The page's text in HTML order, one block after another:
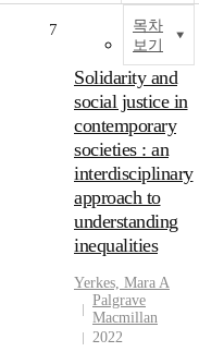
목차
보기
7
Solidarity and
social justice in
contemporary
societies : an
interdisciplinary
approach to
understanding
inequalities
Yerkes, Mara A
Palgrave
Macmillan
2022